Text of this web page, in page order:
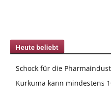
Heute beliebt
Schock für die
Kurkuma kann mindestens